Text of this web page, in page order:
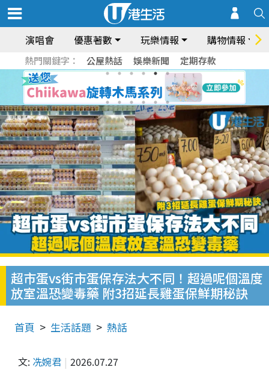
演唱會 優惠著數 玩樂情報 購物情報
熱門關鍵字： 公屋熱話 娛樂新聞 定期存款
超市蛋vs街市蛋保存法大不同！超過呢個溫度
放室溫恐變毒藥 附3招延長雞蛋保鮮期秘訣
首頁 生活話題 熱話
文: 冼婉君 2026.07.27